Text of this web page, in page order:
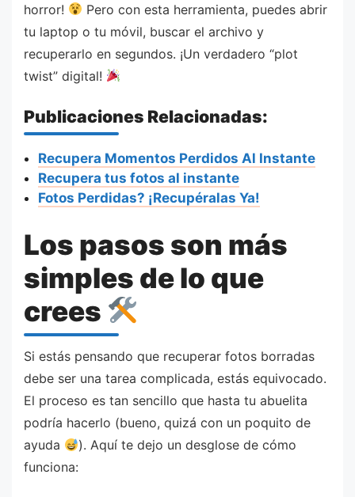
horror!
Pero con esta herramienta, puedes abrir
tu laptop o tu móvil, buscar el archivo y
recuperarlo en segundos. ¡Un verdadero “plot
twist” digital!
Publicaciones Relacionadas:
Recupera Momentos Perdidos Al Instante
Recupera tus fotos al instante
Fotos Perdidas? ¡Recupéralas Ya!
Los pasos son más
simples de lo que
crees
Si estás pensando que recuperar fotos borradas
debe ser una tarea complicada, estás equivocado.
El proceso es tan sencillo que hasta tu abuelita
podría hacerlo (bueno, quizá con un poquito de
ayuda
). Aquí te dejo un desglose de cómo
funciona: